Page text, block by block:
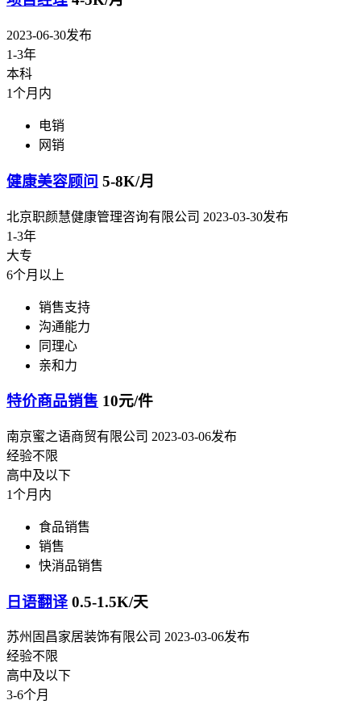
2023-06-30发布
1-3年
本科
1个月内
电销
网销
健康美容顾问 5-8K/月
北京职颜慧健康管理咨询有限公司 2023-03-30发布
1-3年
大专
6个月以上
销售支持
沟通能力
同理心
亲和力
特价商品销售 10元/件
南京蜜之语商贸有限公司 2023-03-06发布
经验不限
高中及以下
1个月内
食品销售
销售
快消品销售
日语翻译 0.5-1.5K/天
苏州固昌家居装饰有限公司 2023-03-06发布
经验不限
高中及以下
3-6个月